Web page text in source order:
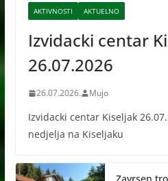
AKTIVNOSTI AKTUELNO
Izvidacki centar
26.07.2026
26.07.2026. Mujo
Izvidacki centar Kiseljak
nedjelja na Kiseljaku